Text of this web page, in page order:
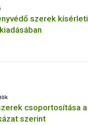
szerek kísérleti
csoportosítása a
szerint